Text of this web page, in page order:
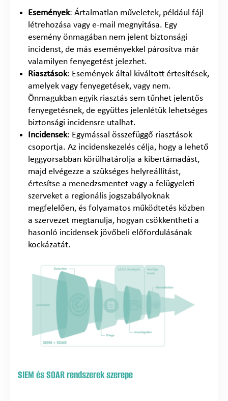
Események: Ártalmatlan műveletek, például fájl
létrehozása vagy e-mail megnyitása. Egy
esemény önmagában nem jelent biztonsági
incidenst, de más eseményekkel párosítva már
valamilyen fenyegetést jelezhet.
Riasztások: Események által kiváltott értesítések,
amelyek vagy fenyegetések, vagy nem.
Önmagukban egyik riasztás sem tűnhet jelentős
fenyegetésnek, de együttes jelenlétük lehetséges
biztonsági incidensre utalhat.
Incidensek: Egymással összefüggő riasztások
csoportja. Az incidenskezelés célja, hogy a lehető
leggyorsabban körülhatárolja a kibertámadást,
majd elvégezze a szükséges helyreállítást,
értesítse a menedzsmentet vagy a felügyeleti
szerveket a regionális jogszabályoknak
megfelelően, és folyamatos működtetés közben
a szervezet megtanulja, hogyan csökkentheti a
hasonló incidensek jövőbeli előfordulásának
kockázatát.
SIEM és SOAR rendszerek szerepe